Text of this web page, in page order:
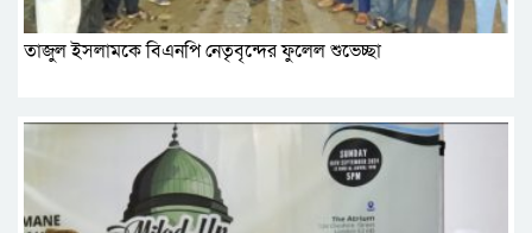
তাজুল ইসলামকে বিএনপি নেতৃবৃন্দের ফুলেল শুভেচ্ছা